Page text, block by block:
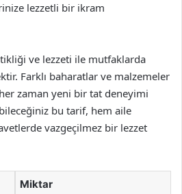
lezzetli bir ikram
ve lezzeti ile mutfaklarda
Farklı baharatlar ve malzemeler
zaman yeni bir tat deneyimi
bu tarif, hem aile
vazgeçilmez bir lezzet
Miktar